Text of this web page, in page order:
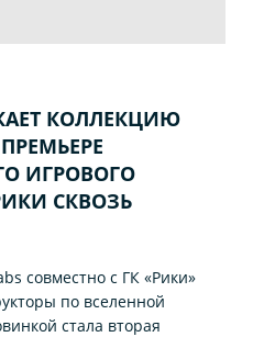
КОЛЛЕКЦИЮ
ИГРОВОГО
СКВОЗЬ
совместно с ГК «Рики»
по вселенной
стала вторая